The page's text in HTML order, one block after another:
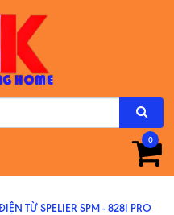
0
TỪ SPELIER SPM - 828I PRO